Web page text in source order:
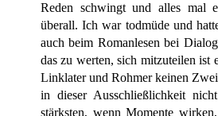
Reden schwingt und alles mal
überall. Ich war todmüde und
auch beim Romanlesen bei
das zu werten, sich mitzuteilen
Linklater und Rohmer keinen
in dieser Ausschließlichkeit
stärksten, wenn Momente